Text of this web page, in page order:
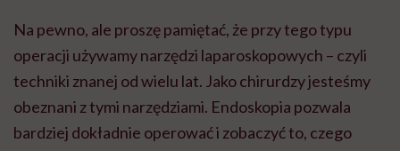
Na pewno, ale proszę pamiętać, że przy tego typu
operacji używamy narzędzi laparoskopowych – czyli
techniki znanej od wielu lat. Jako chirurdzy jesteśmy
obeznani z tymi narzędziami. Endoskopia pozwala
bardziej dokładnie operować i zobaczyć to, czego